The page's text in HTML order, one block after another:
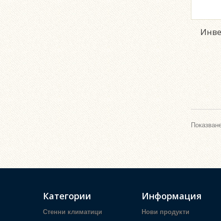
Категории
Стенни климатици
Информация
Нови продукти